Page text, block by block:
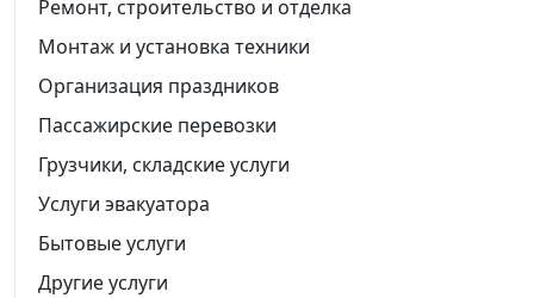
Ремонт, строительство и отделка
Монтаж и установка техники
Организация праздников
Пассажирские перевозки
Грузчики, складские услуги
Услуги эвакуатора
Бытовые услуги
Другие услуги